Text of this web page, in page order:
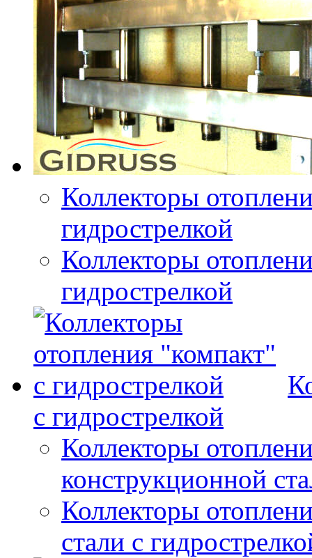
Коллекторы
гидрострелкой
Коллекторы
гидрострелкой
с гидрострелкой
Коллекторы
конструкционной
Коллекторы
стали с